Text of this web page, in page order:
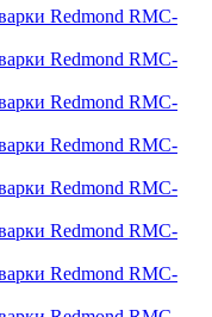
Redmond RMC-
Redmond RMC-
Redmond RMC-
Redmond RMC-
Redmond RMC-
Redmond RMC-
Redmond RMC-